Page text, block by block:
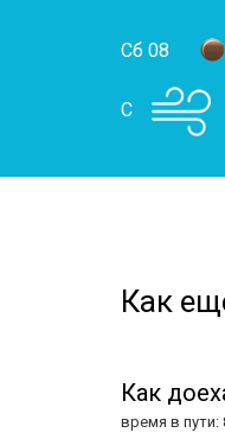
Сб 08
С
Как
Как
время в пути: